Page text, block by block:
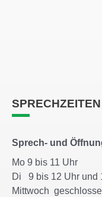
SPRECHZEITEN
Sprech- und
Mo 9 bis 11 Uhr
Di 9 bis 12 Uhr
Mittwoch